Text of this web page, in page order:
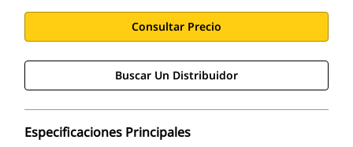
Consultar Precio
Buscar Un Distribuidor
Especificaciones Principales